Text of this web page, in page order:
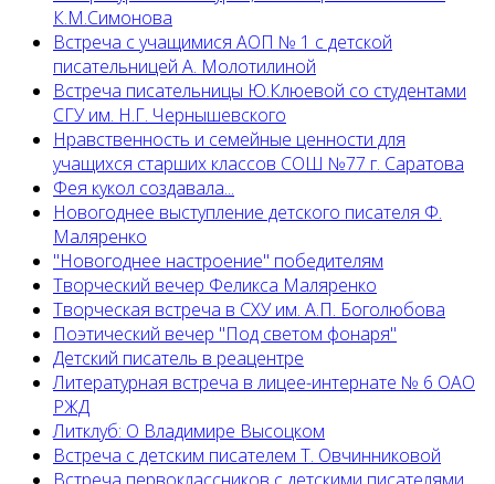
К.М.Симонова
Встреча с учащимися АОП № 1 с детской
писательницей А. Молотилиной
Встреча писательницы Ю.Клюевой со студентами
СГУ им. Н.Г. Чернышевского
Нравственность и семейные ценности для
учащихся старших классов СОШ №77 г. Саратова
Фея кукол создавала...
Новогоднее выступление детского писателя Ф.
Маляренко
"Новогоднее настроение" победителям
Творческий вечер Феликса Маляренко
Творческая встреча в СХУ им. А.П. Боголюбова
Поэтический вечер "Под светом фонаря"
Детский писатель в реацентре
Литературная встреча в лицее-интернате № 6 ОАО
РЖД
Литклуб: О Владимире Высоцком
Встреча с детским писателем Т. Овчинниковой